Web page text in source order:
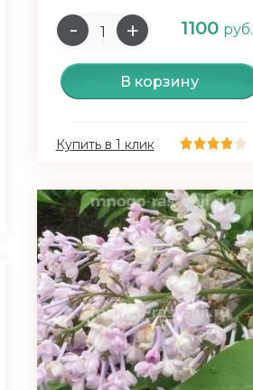
1100 руб.
В корзину
Купить в 1 клик